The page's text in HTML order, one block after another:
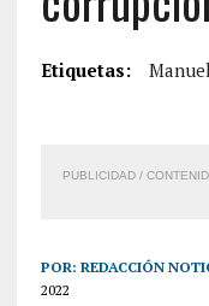
Etiquetas:
PUBLICIDAD /
POR: REDACCIÓN
2022